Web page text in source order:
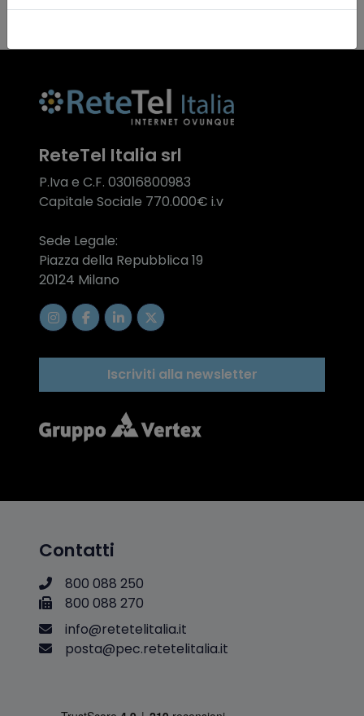
ReteTel Italia srl
P.Iva e C.F. 03016800983
Capitale Sociale 770.000€ i.v
Sede Legale:
Piazza della Repubblica 19
20124 Milano
Iscriviti alla newsletter
Contatti
800 088 250
800 088 270
info@retetelitalia.it
posta@pec.retetelitalia.it